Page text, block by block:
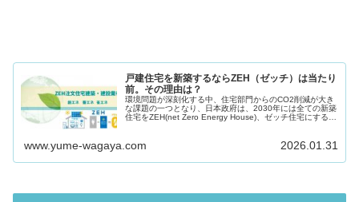
戸建住宅を新築するならZEH（ゼッチ）は当たり
前。その理由は？
環境問題が深刻化する中、住宅部門からのCO2削減が大き
な課題の一つとなり、日本政府は、2030年には全ての新築
住宅をZEH(net Zero Energy House)、ゼッチ住宅にすると
www.yume-wagaya.com 2026.01.31